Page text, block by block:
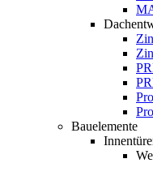
Bauelemente